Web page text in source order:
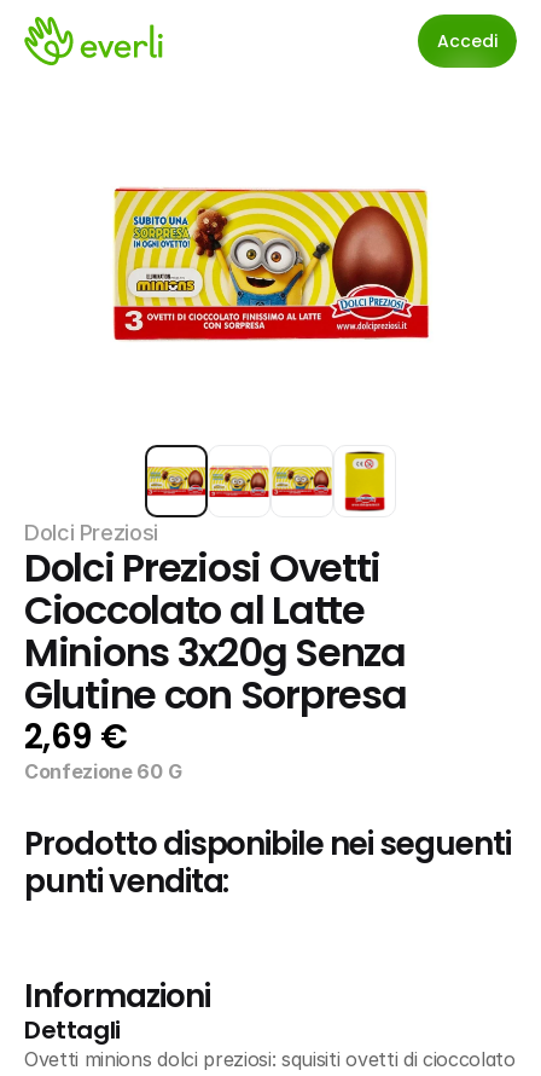
Accedi
Dolci Preziosi
Dolci Preziosi Ovetti
Cioccolato al Latte
Minions 3x20g Senza
Glutine con Sorpresa
2,69 €
Confezione 60 G
Prodotto disponibile nei seguenti
punti vendita:
Informazioni
Dettagli
Ovetti minions dolci preziosi: squisiti ovetti di cioccolato